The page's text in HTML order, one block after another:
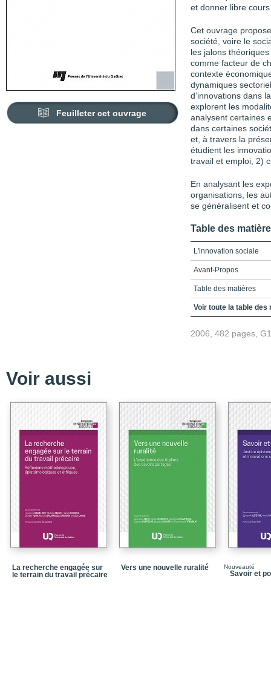
Feuilleter cet ouvrage
et donner libre
Cet ouvrage
société, voire le
les jalons
comme facteur de
contexte
dynamiques
d’innovations dans
explorent les
analysent certaines
dans certaines
et, à travers la
étudient les
travail et emploi, 2)
En analysant les
organisations, les
se généralisent et
Table des
L'innovation sociale
Avant-Propos
Table des matières
Introduction
Chapitre 4_Éléments
démocratique
Chapitre
Chapitre 8_Les
Chapitre 9_Flexible,
Chapitre 10_Formes
Voir toute la table des
2006, 482 pages,
Voir aussi
La recherche engagée sur
le terrain du travail précaire
Vers une nouvelle ruralité Nouveauté
Savoir et